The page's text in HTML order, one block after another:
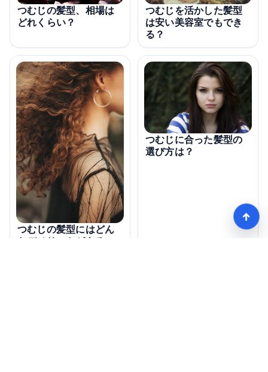
つむじの髪型、相場は
どれくらい？
つむじを活かした髪型
は安い美容室でもでき
る？
つむじの髪型にはどん
なデメリットがある
つむじに合った髪型の
選び方は？
↑